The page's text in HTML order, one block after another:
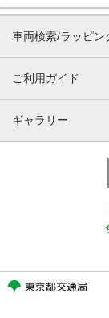
車両検索/ラッピン
ご利用ガイド
ギャラリー